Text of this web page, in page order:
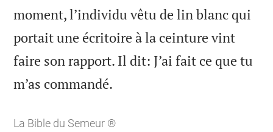
moment, l’individu vêtu de lin blanc qui
portait une écritoire à la ceinture vint
faire son rapport. Il dit: J’ai fait ce que tu
m’as commandé.
La Bible du Semeur ®